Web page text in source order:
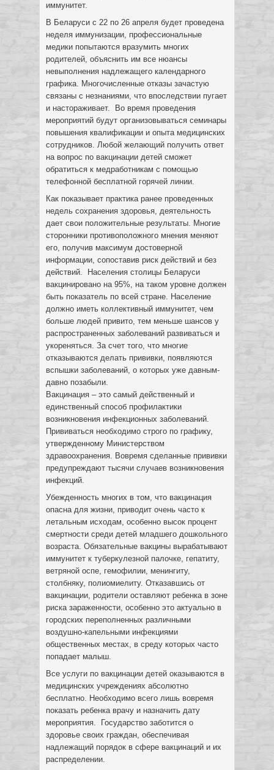
иммунитет.
В Беларуси с 22 по 26 апреля будет проведена
неделя иммунизации, профессиональные
медики попытаются вразумить многих
родителей, объяснить им все нюансы
невыполнения надлежащего календарного
графика. Многочисленные отказы зачастую
связаны с незнаниями, что впоследствии пугает
и настораживает. Во время проведения
мероприятий будут организовываться семинары
повышения квалификации и опыта медицинских
сотрудников. Любой желающий получить ответ
на вопрос по вакцинации детей сможет
обратиться к медработникам с помощью
телефонной бесплатной горячей линии.
Как показывает практика ранее проведенных
недель сохранения здоровья, деятельность
дает свои положительные результаты. Многие
сторонники противоположного мнения меняют
его, получив максимум достоверной
информации, сопоставив риск действий и без
действий. Населения столицы Беларуси
вакцинировано на 95%, на таком уровне должен
быть показатель по всей стране. Население
должно иметь коллективный иммунитет, чем
больше людей привито, тем меньше шансов у
распространенных заболеваний развиваться и
укореняться. За счет того, что многие
отказываются делать прививки, появляются
вспышки заболеваний, о которых уже давным-
давно позабыли.
Вакцинация – это самый действенный и
единственный способ профилактики
возникновения инфекционных заболеваний.
Прививаться необходимо строго по графику,
утвержденному Министерством
здравоохранения. Вовремя сделанные прививки
предупреждают тысячи случаев возникновения
инфекций.
Убежденность многих в том, что вакцинация
опасна для жизни, приводит очень часто к
летальным исходам, особенно высок процент
смертности среди детей младшего дошкольного
возраста. Обязательные вакцины вырабатывают
иммунитет к туберкулезной палочке, гепатиту,
ветряной оспе, гемофилии, менингиту,
столбняку, полиомиелиту. Отказавшись от
вакцинации, родители оставляют ребенка в зоне
риска зараженности, особенно это актуально в
городских переполненных различными
воздушно-капельными инфекциями
общественных местах, в среду которых часто
попадает малыш.
Все услуги по вакцинации детей оказываются в
медицинских учреждениях абсолютно
бесплатно. Необходимо всего лишь вовремя
показать ребенка врачу и назначить дату
мероприятия. Государство заботится о
здоровье своих граждан, обеспечивая
надлежащий порядок в сфере вакцинаций и их
распределении.